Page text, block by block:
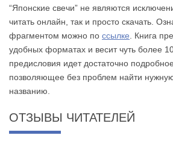
“Японские свечи” не являются
читать онлайн, так и просто скачать.
фрагментом можно по ссылке . Книга
удобных форматах и весит чуть более
предисловия идет достаточно
позволяющее без проблем найти
названию.
ОТЗЫВЫ ЧИТАТЕЛЕЙ